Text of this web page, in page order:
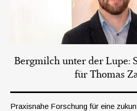
Bergmilch unter der Lupe:
für Thomas
Praxisnahe Forschung für eine